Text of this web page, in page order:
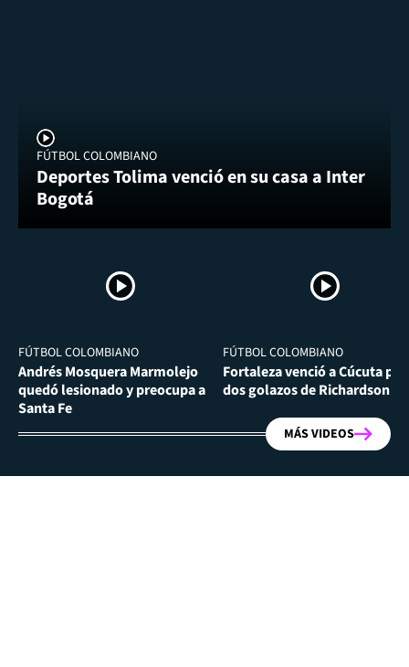
FÚTBOL COLOMBIANO
Deportes Tolima venció en su casa a Inter
Bogotá
FÚTBOL COLOMBIANO
Andrés Mosquera Marmolejo
quedó lesionado y preocupa a
Santa Fe
FÚTBOL COLOMBIANO
Fortaleza venció a Cúcuta por
dos golazos de Richardson
MÁS VIDEOS